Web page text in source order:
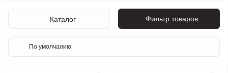
Фильтр товаров
Каталог